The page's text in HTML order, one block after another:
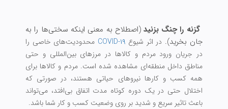
گزنه را چنگ بزنید(اصطلاح به معنی اینکه سختی‌ها را به
جان بخرید). در اثر شیوع COVID-۱۹ محدودیت‌های خاصی را
در جریان ورود مردم و کالاها در مرزهای بین‌المللی و حتی
مناطق داخل منطقه‌ای مشاهده شده است.مردم و کالا‌ها برای
همه کسب و کارها نیروهای حیاتی هستند، در صورتی که
اختلال حتی در یک دوره کوتاه مدت اتفاق بی‌افتد، می‌تواند
باعث تاثیر سریع و شدید بر روی وضعیت کسب و کار شما باشد.